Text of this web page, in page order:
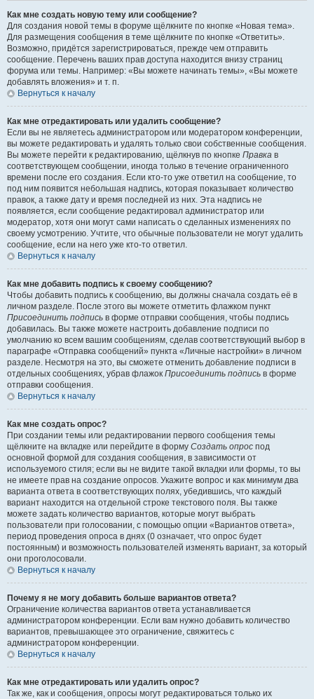
Как мне создать новую тему или сообщение?
Для создания новой темы в форуме щёлкните по кнопке «Новая тема».
Для размещения сообщения в теме щёлкните по кнопке «Ответить».
Возможно, придётся зарегистрироваться, прежде чем отправить
сообщение. Перечень ваших прав доступа находится внизу страниц
форума или темы. Например: «Вы можете начинать темы», «Вы можете
добавлять вложения» и т. п.
Вернуться к началу
Как мне отредактировать или удалить сообщение?
Если вы не являетесь администратором или модератором конференции,
вы можете редактировать и удалять только свои собственные сообщения.
Вы можете перейти к редактированию, щёлкнув по кнопке Правка в
соответствующем сообщении, иногда только в течение ограниченного
времени после его создания. Если кто-то уже ответил на сообщение, то
под ним появится небольшая надпись, которая показывает количество
правок, а также дату и время последней из них. Эта надпись не
появляется, если сообщение редактировал администратор или
модератор, хотя они могут сами написать о сделанных изменениях по
своему усмотрению. Учтите, что обычные пользователи не могут удалить
сообщение, если на него уже кто-то ответил.
Вернуться к началу
Как мне добавить подпись к своему сообщению?
Чтобы добавить подпись к сообщению, вы должны сначала создать её в
личном разделе. После этого вы можете отметить флажком пункт
Присоединить подпись в форме отправки сообщения, чтобы подпись
добавилась. Вы также можете настроить добавление подписи по
умолчанию ко всем вашим сообщениям, сделав соответствующий выбор в
параграфе «Отправка сообщений» пункта «Личные настройки» в личном
разделе. Несмотря на это, вы сможете отменить добавление подписи в
отдельных сообщениях, убрав флажок Присоединить подпись в форме
отправки сообщения.
Вернуться к началу
Как мне создать опрос?
При создании темы или редактировании первого сообщения темы
щёлкните на вкладке или перейдите в форму Создать опрос под
основной формой для создания сообщения, в зависимости от
используемого стиля; если вы не видите такой вкладки или формы, то вы
не имеете прав на создание опросов. Укажите вопрос и как минимум два
варианта ответа в соответствующих полях, убедившись, что каждый
вариант находится на отдельной строке текстового поля. Вы также
можете задать количество вариантов, которые могут выбрать
пользователи при голосовании, с помощью опции «Вариантов ответа»,
период проведения опроса в днях (0 означает, что опрос будет
постоянным) и возможность пользователей изменять вариант, за который
они проголосовали.
Вернуться к началу
Почему я не могу добавить больше вариантов ответа?
Ограничение количества вариантов ответа устанавливается
администратором конференции. Если вам нужно добавить количество
вариантов, превышающее это ограничение, свяжитесь с
администратором конференции.
Вернуться к началу
Как мне отредактировать или удалить опрос?
Так же, как и сообщения, опросы могут редактироваться только их